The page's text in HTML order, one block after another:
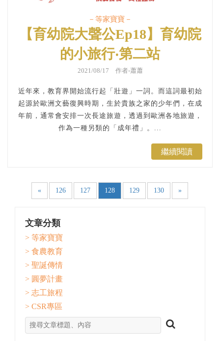
－等家寶寶－
​【​育幼院大聲公Ep18】育幼院
的小旅行‧第二站
2021/08/17 作者-蕭蕭
近年來，教育界開始流行起「壯遊」一詞。而這詞最初始
起源於歐洲文藝復興時期，生於貴族之家的少年們，在成
年前，通常會安排一次長途旅遊，透過到歐洲各地旅遊，
作為一種另類的「成年禮」。...
繼續閱讀
« 126 127 128 129 130 »
文章分類
> 等家寶寶
> 食農教育
> 聖誕傳情
> 圓夢計畫
> 志工旅程
> CSR專區